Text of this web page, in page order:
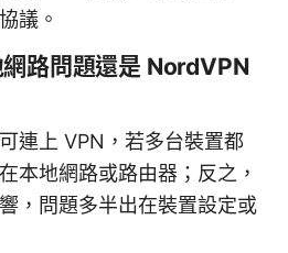
議。
路問題還是 NordVPN
連上 VPN，若多台裝置都
本地網路或路由器；反之，
，問題多半出在裝置設定或